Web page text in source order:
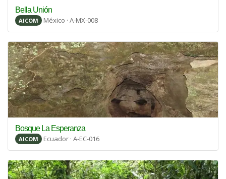
Bella Unión
AICOM México · A-MX-008
Bosque La Esperanza
AICOM Ecuador · A-EC-016